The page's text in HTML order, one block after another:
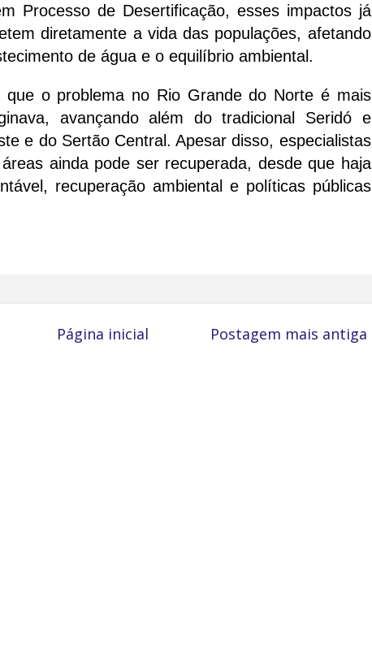
Processo de Desertificação, esses impactos já
diretamente a vida das populações, afetando
de água e o equilíbrio ambiental.
que o problema no Rio Grande do Norte é mais
avançando além do tradicional Seridó e
e do Sertão Central. Apesar disso, especialistas
ainda pode ser recuperada, desde que haja
recuperação ambiental e políticas públicas
Postagem mais antiga
Página inicial